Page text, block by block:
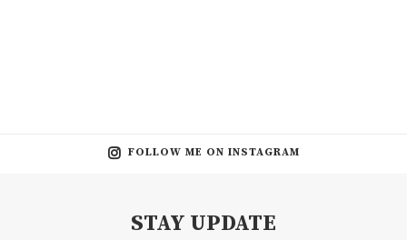
FOLLOW ME ON INSTAGRAM
STAY UPDATE